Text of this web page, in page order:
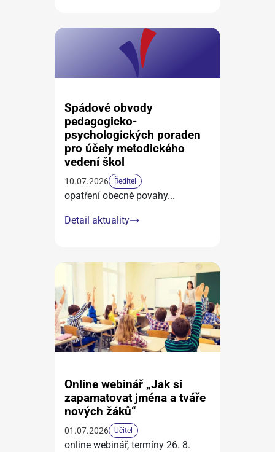
Spádové obvody
pedagogicko-
psychologických poraden
pro účely metodického
vedení škol
10.07.2026 Ředitel
opatření obecné povahy...
Detail aktuality
Online webinář „Jak si
zapamatovat jména a tváře
nových žáků“
01.07.2026 Učitel
online webinář, termíny 26. 8.